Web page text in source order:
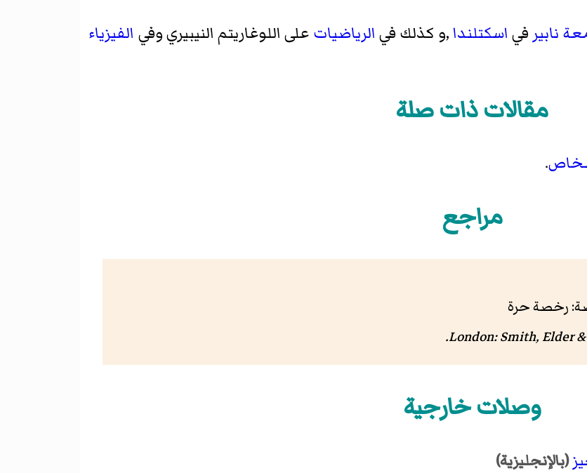
نابير في اسكتلندا ,و كذلك في الرياضيات على اللوغاريتم النيبيري وفي الفيزياء
مقالات ذات صلة
.
مراجع
وصلات خارجية
(بالإنجليزية)